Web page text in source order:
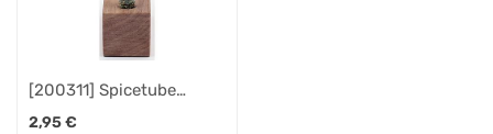
[200311] Spicetube
Kräuterbutter Gewürz 3g
2,95€